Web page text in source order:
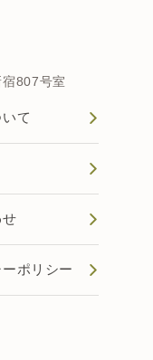
807号室
て
せ
ポリシー